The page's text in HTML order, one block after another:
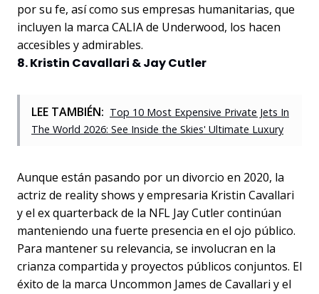
por su fe, así como sus empresas humanitarias, que
incluyen la marca CALIA de Underwood, los hacen
accesibles y admirables.
8. Kristin Cavallari & Jay Cutler
LEE TAMBIÉN: Top 10 Most Expensive Private Jets In
The World 2026: See Inside the Skies' Ultimate Luxury
Aunque están pasando por un divorcio en 2020, la
actriz de reality shows y empresaria Kristin Cavallari
y el ex quarterback de la NFL Jay Cutler continúan
manteniendo una fuerte presencia en el ojo público.
Para mantener su relevancia, se involucran en la
crianza compartida y proyectos públicos conjuntos. El
éxito de la marca Uncommon James de Cavallari y el